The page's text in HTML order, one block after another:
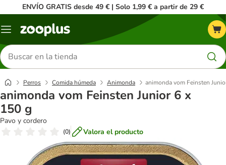
ENVÍO GRATIS desde 49 € | Solo 1,99 € a partir de 29 €
Menú
Buscar
productos
Perros Comida húmeda Animonda animonda vom Feinsten
animonda vom Feinsten Junior 6 x
150 g
Pavo y cordero
(0) Valora el producto